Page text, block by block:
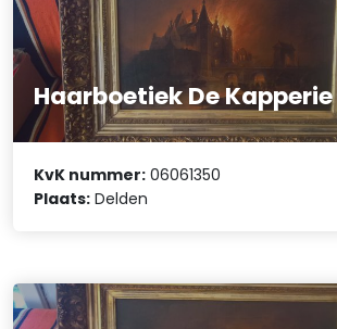
Haarboetiek De Kapperie
KvK nummer: 06061350
Plaats: Delden